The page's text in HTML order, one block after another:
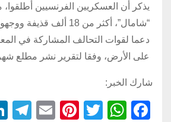
يذكر أن العسكريين الفرنسيين أطلقوا،
دعما لقوات التحالف المشاركة في
على الأرض، وفقا لتقرير نشر مطلع
شارك الخبر:
F
W
T
Pi
E
T